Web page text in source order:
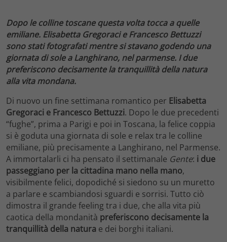
Dopo le colline toscane questa volta tocca a quelle
emiliane. Elisabetta Gregoraci e Francesco Bettuzzi
sono stati fotografati mentre si stavano godendo una
giornata di sole a Langhirano, nel parmense. I due
preferiscono decisamente la tranquillità della natura
alla vita mondana.
Di nuovo un fine settimana romantico per Elisabetta
Gregoraci e Francesco Bettuzzi. Dopo le due precedenti
“fughe”, prima a Parigi e poi in Toscana, la felice coppia
si è goduta una giornata di sole e relax tra le colline
emiliane, più precisamente a Langhirano, nel Parmense.
A immortalarli ci ha pensato il settimanale Gente: i due
passeggiano per la cittadina mano nella mano,
visibilmente felici, dopodiché si siedono su un muretto
a parlare e scambiandosi sguardi e sorrisi. Tutto ciò
dimostra il grande feeling tra i due, che alla vita più
caotica della mondanità preferiscono decisamente la
tranquillità della natura e dei borghi italiani.